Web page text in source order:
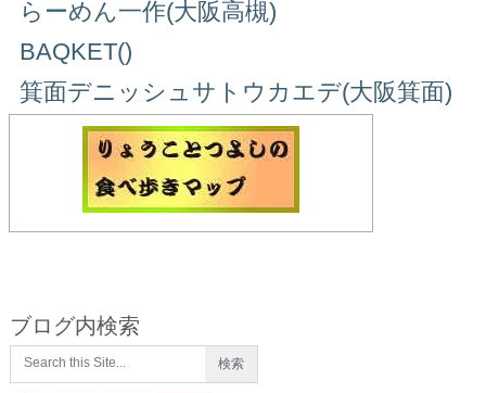
らーめん一作(大阪高槻)
BAQKET()
箕面デニッシュサトウカエデ(大阪箕面)
ブログ内検索